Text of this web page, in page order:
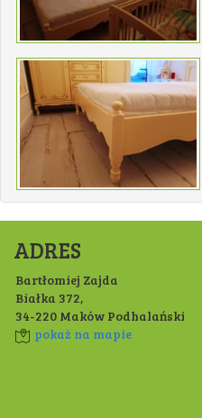
ADRES
Bartłomiej Zajda
Białka 372,
34-220 Maków Podhalański
pokaż na mapie